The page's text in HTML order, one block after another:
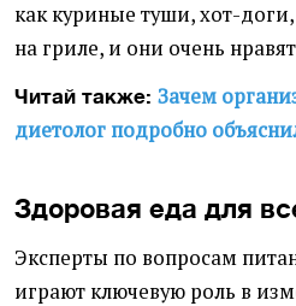
как куриные туши, хот-
на гриле, и они очень
Читай также: Зачем
диетолог подробно
Здоровая еда для
Эксперты по вопросам
играют ключевую роль в